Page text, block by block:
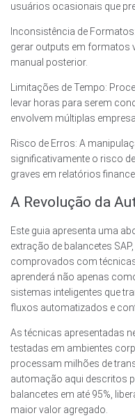
usuários ocasionais que
Inconsistência de
gerar outputs em formatos
manual posterior.
Limitações de Tempo:
levar horas para serem
envolvem múltiplas
Risco de Erros: A
significativamente o risco
graves em relatórios
A Revolução da
Este guia apresenta uma
extração de balancetes
comprovados com
aprenderá não apenas
sistemas inteligentes que
fluxos automatizados e
As técnicas apresentadas
testadas em ambientes
processam milhões de
automação aqui descritos
balancetes em até 95%,
maior valor agregado.